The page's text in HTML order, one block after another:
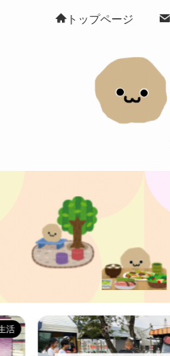
トップページ
バーンガジャオ